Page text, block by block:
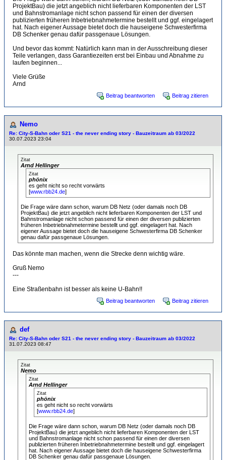
ProjektBau) die jetzt angeblich nicht lieferbaren Komponenten der LST
und Bahnstromanlage nicht schon passend für einen der diversen
publizierten früheren Inbetriebnahmetermine bestellt und ggf. eingelagert
hat. Nach eigener Aussage bietet doch die hauseigene Schwesterfirma
DB Schenker genau dafür passgenaue Lösungen.
Und bevor das kommt: Natürlich kann man in der Ausschreibung dieser
Teile verlangen, dass Garantiezeiten erst bei Einbau und Abnahme zu
laufen beginnen...
Viele Grüße
Arnd
Beitrag beantworten Beitrag zitieren
Nemo
Re: City-S-Bahn oder S21 - the never ending story - Bauzeitraum ab 03/2022
30.07.2023 23:04
Zitat
Arnd Hellinger
Zitat
phönix
es geht nicht so recht vorwärts
[www.rbb24.de]
Die Frage wäre dann schon, warum DB Netz (oder damals noch DB
ProjektBau) die jetzt angeblich nicht lieferbaren Komponenten der LST und
Bahnstromanlage nicht schon passend für einen der diversen publizierten
früheren Inbetriebnahmetermine bestellt und ggf. eingelagert hat. Nach
eigener Aussage bietet doch die hauseigene Schwesterfirma DB Schenker
genau dafür passgenaue Lösungen.
Das könnte man machen, wenn die Strecke denn wichtig wäre.
Gruß Nemo
---
Eine Straßenbahn ist besser als keine U-Bahn!!
Beitrag beantworten Beitrag zitieren
def
Re: City-S-Bahn oder S21 - the never ending story - Bauzeitraum ab 03/2022
31.07.2023 08:47
Zitat
Nemo
Zitat
Arnd Hellinger
Zitat
phönix
es geht nicht so recht vorwärts
[www.rbb24.de]
Die Frage wäre dann schon, warum DB Netz (oder damals noch DB
ProjektBau) die jetzt angeblich nicht lieferbaren Komponenten der LST
und Bahnstromanlage nicht schon passend für einen der diversen
publizierten früheren Inbetriebnahmetermine bestellt und ggf. eingelagert
hat. Nach eigener Aussage bietet doch die hauseigene Schwesterfirma
DB Schenker genau dafür passgenaue Lösungen.